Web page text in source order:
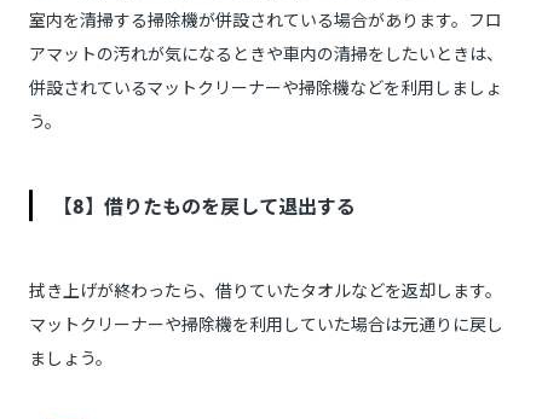
室内を清掃する掃除機が併設されている場合があります。フロ
アマットの汚れが気になるときや車内の清掃をしたいときは、
併設されているマットクリーナーや掃除機などを利用しましょ
う。
【8】借りたものを戻して退出する
拭き上げが終わったら、借りていたタオルなどを返却します。
マットクリーナーや掃除機を利用していた場合は元通りに戻し
ましょう。